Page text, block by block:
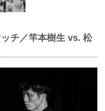
チ／竿本樹生 vs. 松